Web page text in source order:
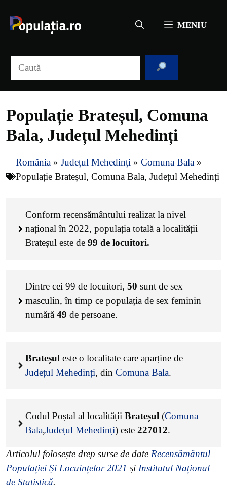
conținut
MENIU
Populație Brateșul, Comuna
Bala, Județul Mehedinți
România » Județul Mehedinți » Comuna Bala »
Populație Brateșul, Comuna Bala, Județul Mehedinți
Conform recensământului realizat la nivel
național în 2022, populația totală a localității
Brateșul este de 99 de locuitori.
Dintre cei 99 de locuitori, 50 sunt de sex
masculin, în timp ce populația de sex feminin
numără 49 de persoane.
Brateșul este o localitate care aparține de
Județul Mehedinți, din Comuna Bala.
Codul Poștal al localității Brateșul (Comuna
Bala,Județul Mehedinți) este 227012.
Articolul folosește drep surse de date Recensământul
Populației Și Locuințelor 2021 și Institutul Național
de Statistică.